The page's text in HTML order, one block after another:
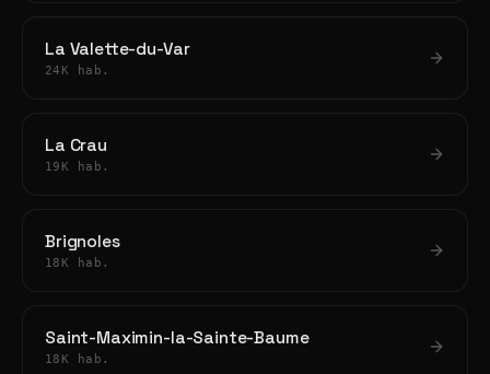
La Valette-du-Var
24K hab.
La Crau
19K hab.
Brignoles
18K hab.
Saint-Maximin-la-Sainte-Baume
18K hab.